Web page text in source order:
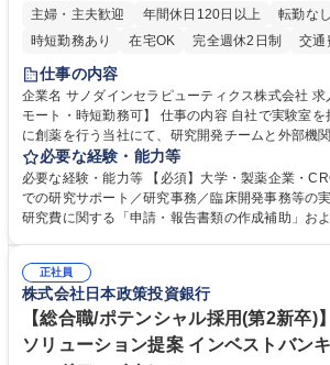
主婦・主夫歓迎
年間休日120日以上 転勤なし
時短勤務あり
在宅OK 完全週休2日制 交通
仕事の内容
企業名 サノダインセラピューティクス株式会社 求人名 研究事務【フルリ
モート・時短勤務可】 仕事の内容 自社で実験室を持たず外部委託を中心
に創薬を行う当社にて、研究開発チームと外部機
なぐハブとして、契約・発注・予算管理などの研
す。 ■見積取得、発注、検収、請求処理等の事務手続き ■委託先との定例
会議の調整・アジェンダ準備・議事録作成 ■研究
SOP等の整備・版管理・保管 ■研究開発の進捗・
集職種 研究事務【フルリモート・時短勤務可】
必要な経験・能力等
必要な経験・能力等 【必須】大学・製薬企業・
での研究サポート／研究事務／臨床開発事務等の
研究費に関する「申請・報告書類の作成補助」お
き方について】フルリモートやハイブリッド勤務
イフスタイルに応じた柔軟な働き方が可能です。
援します。 学歴・資格 学歴：大学院 大学 語学
正社員
株式会社日本政策投資銀行
【総合職/ポテンシャル採用(第2新卒)
ソリューション提案 インベストバン